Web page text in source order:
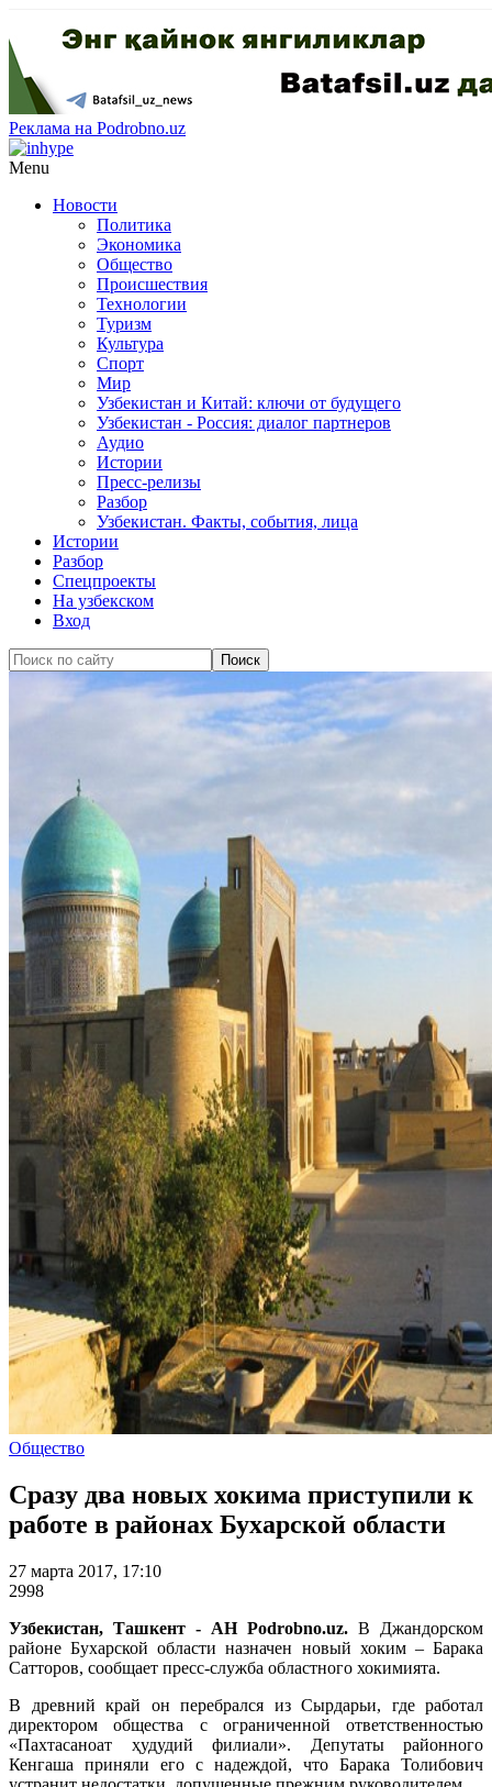
Реклама на Podrobno.uz
Menu
Новости
Политика
Экономика
Общество
Происшествия
Технологии
Туризм
Культура
Спорт
Мир
Узбекистан и Китай: ключи от будущего
Узбекистан - Россия: диалог партнеров
Аудио
Истории
Пресс-релизы
Разбор
Узбекистан. Факты, события, лица
Истории
Разбор
Спецпроекты
На узбекском
Вход
Общество
Сразу два новых хокима приступили к
работе в районах Бухарской области
27 марта 2017, 17:10
2998
Узбекистан, Ташкент - АН Podrobno.uz. В Джандорском
районе Бухарской области назначен новый хоким – Барака
Сатторов, сообщает пресс-служба областного хокимията.
В древний край он перебрался из Сырдарьи, где работал
директором общества с ограниченной ответственностью
«Пахтасаноат ҳудудий филиали». Депутаты районного
Кенгаша приняли его с надеждой, что Барака Толибович